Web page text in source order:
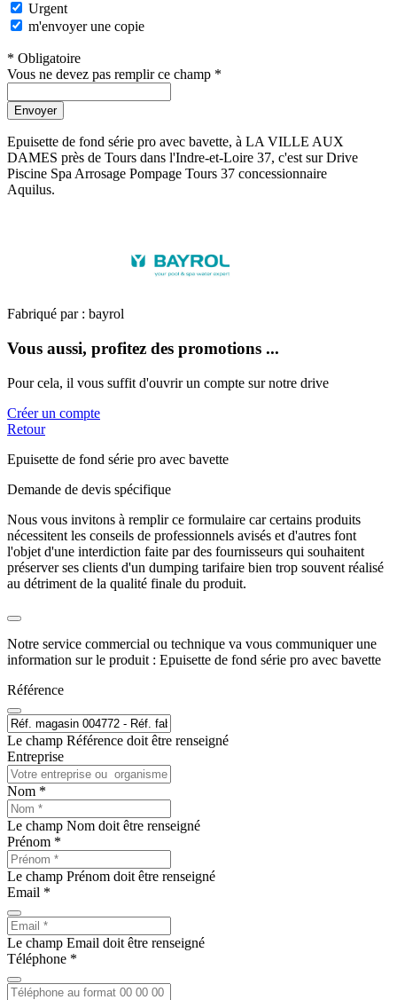
Urgent
m'envoyer une copie
* Obligatoire
Vous ne devez pas remplir ce champ *
Envoyer
Epuisette de fond série pro avec bavette, à LA VILLE AUX
DAMES près de Tours dans l'Indre-et-Loire 37, c'est sur Drive
Piscine Spa Arrosage Pompage Tours 37 concessionnaire
Aquilus.
Fabriqué par : bayrol
Vous aussi, profitez des promotions ...
Pour cela, il vous suffit d'ouvrir un compte sur notre drive
Créer un compte
Retour
Epuisette de fond série pro avec bavette
Demande de devis spécifique
Nous vous invitons à remplir ce formulaire car certains produits
nécessitent les conseils de professionnels avisés et d'autres font
l'objet d'une interdiction faite par des fournisseurs qui souhaitent
préserver ses clients d'un dumping tarifaire bien trop souvent réalisé
au détriment de la qualité finale du produit.
Notre service commercial ou technique va vous communiquer une
information sur le produit : Epuisette de fond série pro avec bavette
Référence
Le champ Référence doit être renseigné
Entreprise
Nom *
Le champ Nom doit être renseigné
Prénom *
Le champ Prénom doit être renseigné
Email *
Le champ Email doit être renseigné
Téléphone *